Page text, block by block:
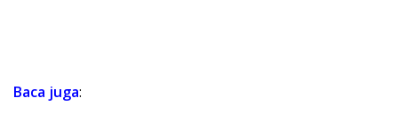
Baca juga: